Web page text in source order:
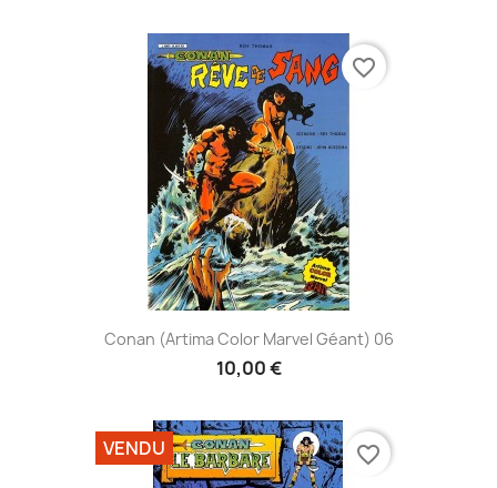
Conan (Artima Color Marvel Géant) 06
10,00 €
favorite_border
VENDU favorite_border